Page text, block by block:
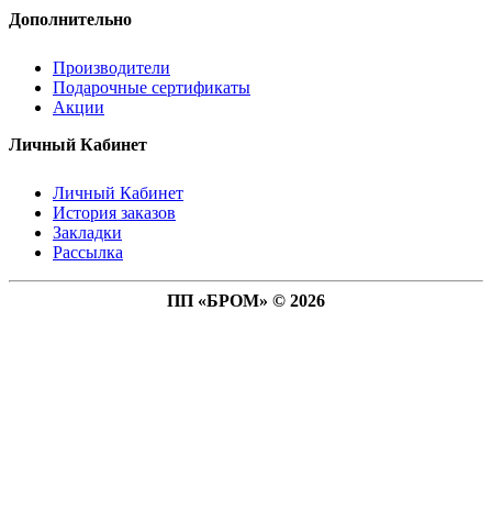
Дополнительно
Производители
Подарочные сертификаты
Акции
Личный Кабинет
Личный Кабинет
История заказов
Закладки
Рассылка
ПП «БРОМ» © 2026